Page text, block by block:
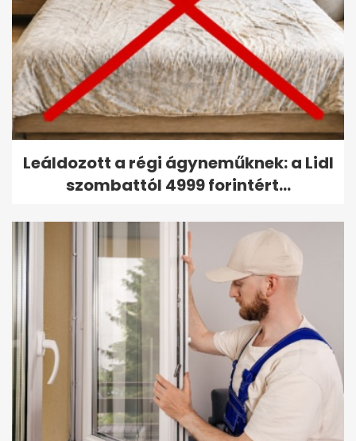
Leáldozott a régi ágyneműknek: a Lidl
szombattól 4999 forintért...